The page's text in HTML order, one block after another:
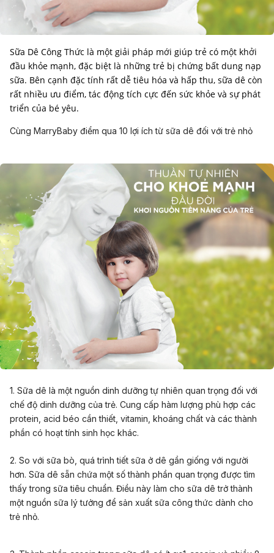
Sữa Dê Công Thức là một giải pháp mới giúp trẻ có một khởi
đầu khỏe mạnh, đặc biệt là những trẻ bị chứng bất dung nạp
sữa. Bên cạnh đặc tính rất dễ tiêu hóa và hấp thu, sữa dê còn
rất nhiều ưu điểm, tác động tích cực đến sức khỏe và sự phát
triển của bé yêu.
Cùng MarryBaby điểm qua 10 lợi ích từ sữa dê đối với trẻ nhỏ
1. Sữa dê là một nguồn dinh dưỡng tự nhiên quan trọng đối với
chế độ dinh dưỡng của trẻ. Cung cấp hàm lượng phù hợp các
protein, acid béo cần thiết, vitamin, khoáng chất và các thành
phần có hoạt tính sinh học khác.
2. So với sữa bò, quá trình tiết sữa ở dê gần giống với người
hơn. Sữa dê sẵn chứa một số thành phần quan trọng được tìm
thấy trong sữa tiêu chuẩn. Điều này làm cho sữa dê trở thành
một nguồn sữa lý tưởng để sản xuất sữa công thức dành cho
trẻ nhỏ.